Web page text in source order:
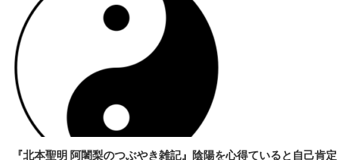
『北本聖明 阿闍梨のつぶやき雑記』陰陽を心得ていると自己肯定